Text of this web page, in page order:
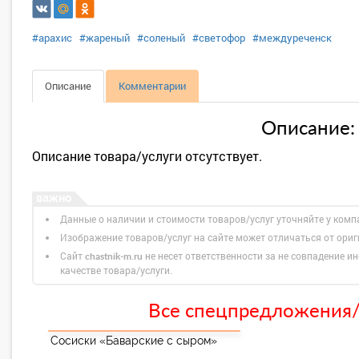
#арахис #жареный #соленый #светофор #междуреченск
Описание Комментарии
Описание:
Описание товара/услуги отсутствует.
Данные о наличии и стоимости товаров/услуг уточняйте у
Изображение товаров/услуг на сайте может отличаться от
Сайт chastnik-m.ru не несет ответственности за не совпадение
качестве товара/услуги.
Все
Сосиски «Баварские с сыром»